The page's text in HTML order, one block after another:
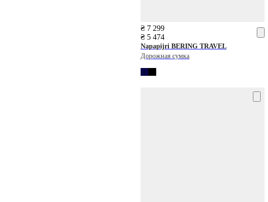
₴ 7 299
₴ 5 474
Napapijri BERING TRAVEL
Дорожная сумка